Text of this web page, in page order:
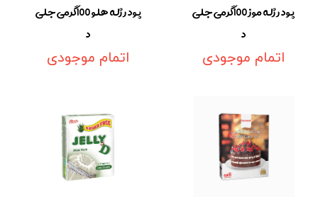
پودر ژله موز 100گرمی جلی
د
اتمام موجودی
پودر ژله هلو 100گرمی جلی
د
اتمام موجودی